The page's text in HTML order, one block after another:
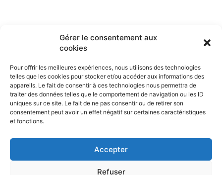
Gérer le consentement aux
cookies
Pour offrir les meilleures expériences, nous utilisons des technologies
telles que les cookies pour stocker et/ou accéder aux informations des
appareils. Le fait de consentir à ces technologies nous permettra de
traiter des données telles que le comportement de navigation ou les ID
uniques sur ce site. Le fait de ne pas consentir ou de retirer son
consentement peut avoir un effet négatif sur certaines caractéristiques
et fonctions.
Accepter
Refuser